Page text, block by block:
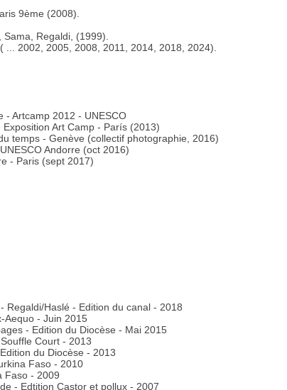
9ème (2008).
Regaldi, (1999).
2002, 2005, 2008, 2011, 2014, 2018, 2024).
- Artcamp 2012 - UNESCO
Art Camp - París (2013)
temps - Genève (collectif photographie, 2016)
Andorre (oct 2016)
- Paris (sept 2017)
Haslé - Edition du canal - 2018
Aequo - Juin 2015
- Edition du Diocèse - Mai 2015
Court - 2013
du Diocèse - 2013
Faso - 2010
Faso - 2009
- Edtition Castor et pollux - 2007